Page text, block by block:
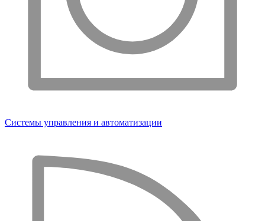
Системы управления и автоматизации